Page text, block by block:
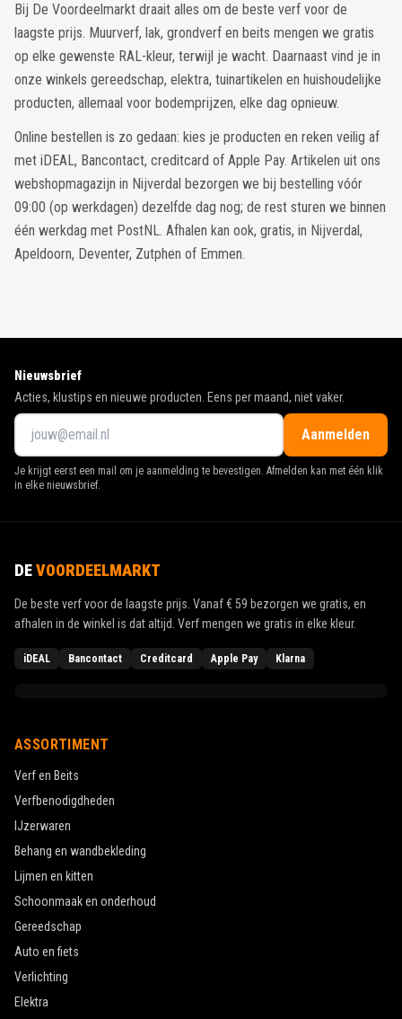
Bij De Voordeelmarkt draait alles om de beste verf voor de
laagste prijs. Muurverf, lak, grondverf en beits mengen we gratis
op elke gewenste RAL-kleur, terwijl je wacht. Daarnaast vind je in
onze winkels gereedschap, elektra, tuinartikelen en huishoudelijke
producten, allemaal voor bodemprijzen, elke dag opnieuw.
Online bestellen is zo gedaan: kies je producten en reken veilig af
met iDEAL, Bancontact, creditcard of Apple Pay. Artikelen uit ons
webshopmagazijn in Nijverdal bezorgen we bij bestelling vóór
09:00 (op werkdagen) dezelfde dag nog; de rest sturen we binnen
één werkdag met PostNL. Afhalen kan ook, gratis, in Nijverdal,
Apeldoorn, Deventer, Zutphen of Emmen.
Nieuwsbrief
Acties, klustips en nieuwe producten. Eens per maand, niet vaker.
Aanmelden
Je krijgt eerst een mail om je aanmelding te bevestigen. Afmelden kan met één klik
in elke nieuwsbrief.
DEVOORDEELMARKT
De beste verf voor de laagste prijs. Vanaf€ 59 bezorgen we gratis, en
afhalen in de winkel is dat altijd. Verf mengen we gratis in elke kleur.
iDEAL Bancontact Creditcard Apple Pay Klarna
ASSORTIMENT
Verf en Beits
Verfbenodigdheden
IJzerwaren
Behang en wandbekleding
Lijmen en kitten
Schoonmaak en onderhoud
Gereedschap
Auto en fiets
Verlichting
Elektra